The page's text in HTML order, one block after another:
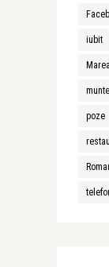
iubit
munte
poze